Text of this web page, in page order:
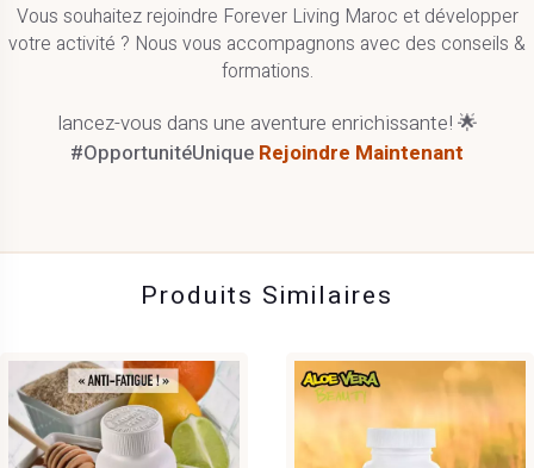
Vous souhaitez rejoindre Forever Living Maroc et développer
votre activité ? Nous vous accompagnons avec des conseils &
formations.
lancez-vous dans une aventure enrichissante! 🌟
#OpportunitéUnique Rejoindre Maintenant
Produits Similaires